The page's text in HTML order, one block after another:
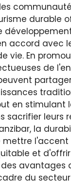
durable
accord avec
vie. En
de
en stimulant
sacrifier leurs
la
l'accent
et
avantages
du